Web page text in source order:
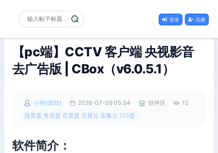
登录 注册
【pc端】CCTV 客户端 央视影音
去广告版 | CBox（v6.0.5.1）
小雨(渡劫) 2026-07-09 05:34 软件区
12
迅雷盘 夸克盘 百度盘 天翼云 蓝奏云 123盘
软件简介：